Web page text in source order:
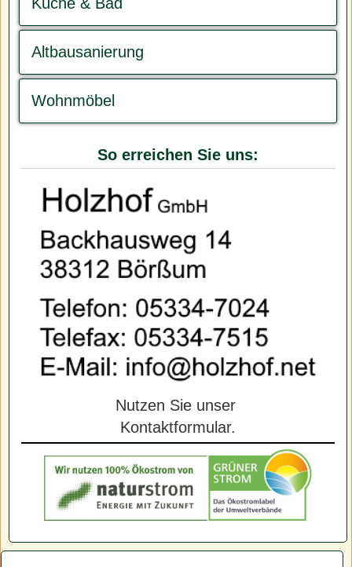
Altbausanierung
Wohnmöbel
So erreichen Sie uns:
Nutzen Sie unser
Kontaktformular.